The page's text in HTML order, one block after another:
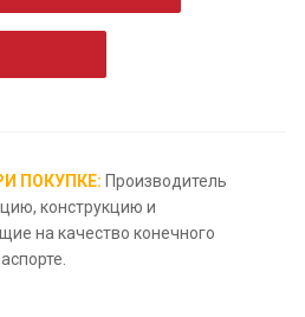
ПОКУПКЕ: Производитель
конструкцию и
на качество конечного